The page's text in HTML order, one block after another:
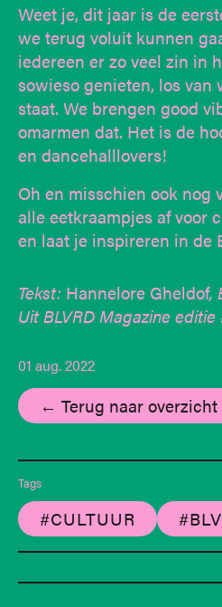
Weet je, dit jaar is de
we terug voluit kunnen
iedereen er zo veel zin in
sowieso genieten, los
staat. We brengen good
omarmen dat. Het is de
en dancehalllovers!
Oh en misschien ook nog
alle eetkraampjes af voor
en laat je inspireren in de
Tekst: Hannelore Gheldof,
Uit BLVRD Magazine editie
01 aug. 2022
← Terug naar overzicht
Tags
#CULTUUR